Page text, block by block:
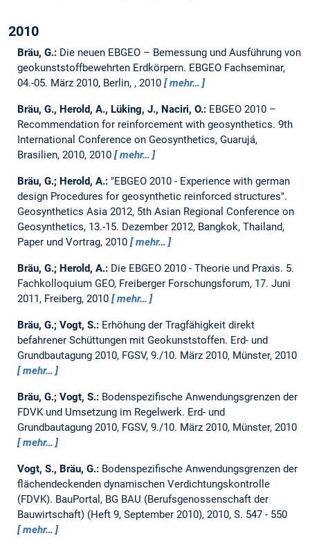
2010
Bräu, G.: Die neuen EBGEO – Bemessung und Ausführung von
geokunststoffbewehrten Erdkörpern. EBGEO Fachseminar,
04.-05. März 2010, Berlin, , 2010
mehr…
Bräu, G., Herold, A., Lüking, J., Naciri, O.: EBGEO 2010 –
Recommendation for reinforcement with geosynthetics. 9th
International Conference on Geosynthetics, Guarujá,
Brasilien, 2010, 2010
mehr…
Bräu, G.; Herold, A.: "EBGEO 2010 - Experience with german
design Procedures for geosynthetic reinforced structures".
Geosynthetics Asia 2012, 5th Asian Regional Conference on
Geosynthetics, 13.-15. Dezember 2012, Bangkok, Thailand,
Paper und Vortrag, 2010
mehr…
Bräu, G.; Herold, A.: Die EBGEO 2010 - Theorie und Praxis. 5.
Fachkolloquium GEO, Freiberger Forschungsforum, 17. Juni
2011, Freiberg, 2010
mehr…
Bräu, G.; Vogt, S.: Erhöhung der Tragfähigkeit direkt
befahrener Schüttungen mit Geokunststoffen. Erd- und
Grundbautagung 2010, FGSV, 9./10. März 2010, Münster, 2010
mehr…
Bräu, G.; Vogt, S.: Bodenspezifische Anwendungsgrenzen der
FDVK und Umsetzung im Regelwerk. Erd- und
Grundbautagung 2010, FGSV, 9./10. März 2010, Münster, 2010
mehr…
Vogt, S., Bräu, G.: Bodenspezifische Anwendungsgrenzen der
flächendeckenden dynamischen Verdichtungskontrolle
(FDVK). BauPortal, BG BAU (Berufsgenossenschaft der
Bauwirtschaft) (Heft 9, September 2010), 2010, S. 547 - 550
mehr…